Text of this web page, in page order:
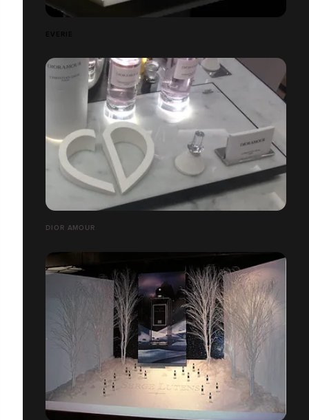
EVERIE
DIOR AMOUR